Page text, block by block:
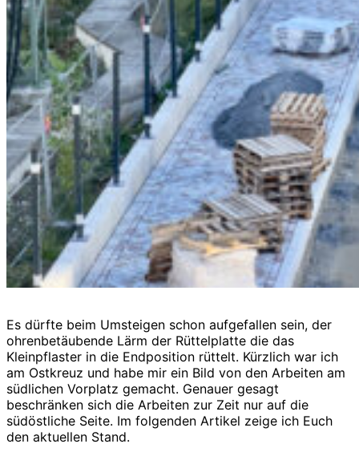
Es dürfte beim Umsteigen schon aufgefallen sein, der
ohrenbetäubende Lärm der Rüttelplatte die das
Kleinpflaster in die Endposition rüttelt. Kürzlich war ich
am Ostkreuz und habe mir ein Bild von den Arbeiten am
südlichen Vorplatz gemacht. Genauer gesagt
beschränken sich die Arbeiten zur Zeit nur auf die
südöstliche Seite. Im folgenden Artikel zeige ich Euch
den aktuellen Stand.